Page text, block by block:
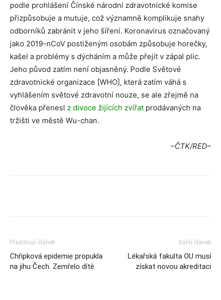
podle prohlášení Čínské národní zdravotnické komise
přizpůsobuje a mutuje, což významně komplikuje snahy
odborníků zabránit v jeho šíření. Koronavirus označovaný
jako 2019-nCoV postiženým osobám způsobuje horečky,
kašel a problémy s dýcháním a může přejít v zápal plic.
Jeho původ zatím není objasněný. Podle Světové
zdravotnické organizace [WHO], která zatím váhá s
vyhlášením světové zdravotní nouze, se ale zřejmě na
člověka přenesl z divoce žijících zvířat prodávaných na
tržišti ve městě Wu-chan.
–ČTK/RED–
Předchozí článek
Chřipková epidemie propukla
na jihu Čech. Zemřelo dítě
Další článek
Lékařská fakulta OU musí
získat novou akreditaci